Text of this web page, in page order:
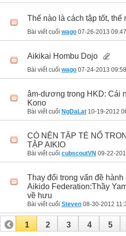
Thế nào là cách tập tốt, thế
Bài viết cuối wago 07-26-2013
Aikikai Hombu Dojo
Bài viết cuối wago 07-24-2013
âm-dương trong HKD: Cái
Kono
Bài viết cuối NgDaLat 10-19-2012
CÓ NÊN TẬP TÉ NỔ
TẬP AIKIO
Bài viết cuối cubscoutVN 09-22-
Thay đổi trong vấn đề hành
Aikido Federation:Thầy
về hưu
Bài viết cuối Steven 08-30-2012
1 2 3 4 5